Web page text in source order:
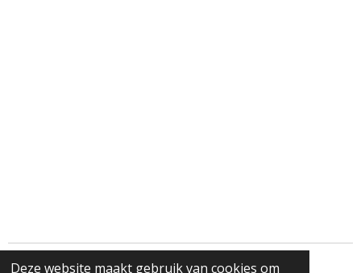
Deze website maakt gebruik van cookies om